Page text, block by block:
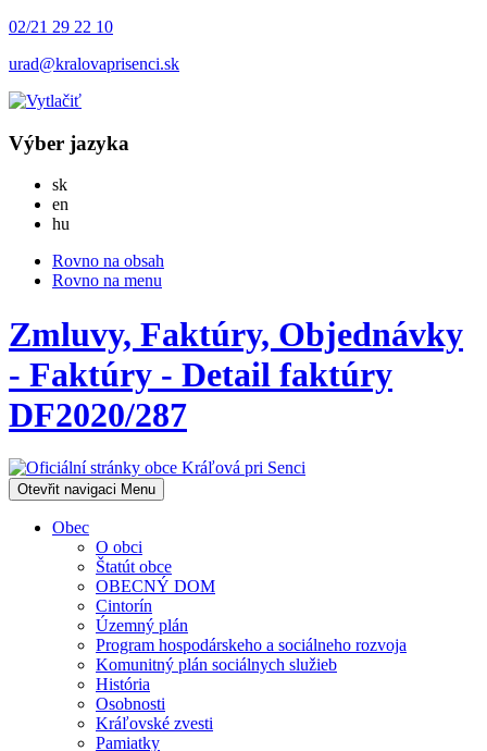
02/21 29 22 10
urad@kralovaprisenci.sk
Výber jazyka
skSlovensky
en
hu
Rovno na obsah
Rovno na menu
Zmluvy, Faktúry, Objednávky
- Faktúry - Detail faktúry
DF2020/287
Otevřit navigaci Menu
Obec
O obci
Štatút obce
OBECNÝ DOM
Cintorín
Územný plán
Program hospodárskeho a sociálneho rozvoja
Komunitný plán sociálnych služieb
História
Osobnosti
Kráľovské zvesti
Pamiatky